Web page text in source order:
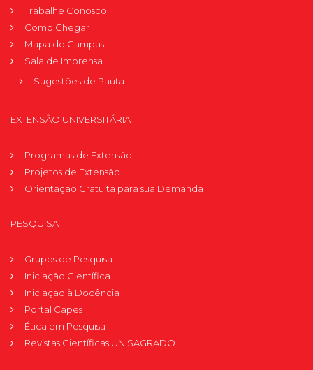
Trabalhe Conosco
Como Chegar
Mapa do Campus
Sala de Imprensa
Sugestões de Pauta
EXTENSÃO UNIVERSITÁRIA
Programas de Extensão
Projetos de Extensão
Orientação Gratuita para sua Demanda
PESQUISA
Grupos de Pesquisa
Iniciação Científica
Iniciação à Docência
Portal Capes
Ética em Pesquisa
Revistas Científicas UNISAGRADO